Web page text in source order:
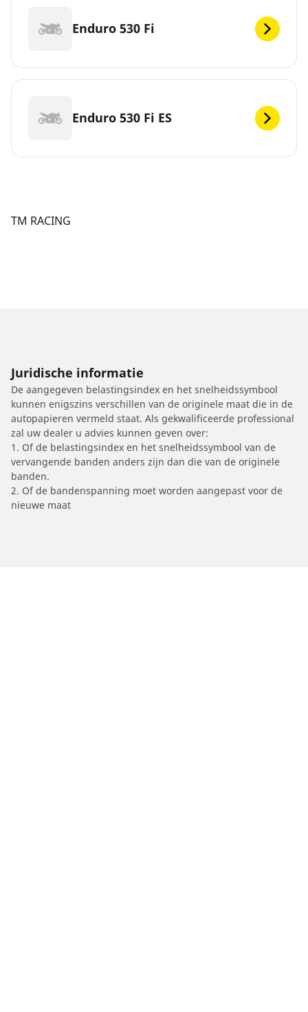
Enduro 530 Fi
Enduro 530 Fi ES
TM RACING
Juridische informatie
De aangegeven belastingsindex en het snelheidssymbool
kunnen enigszins verschillen van de originele maat die in de
autopapieren vermeld staat. Als gekwalificeerde professional
zal uw dealer u advies kunnen geven over:
1. Of de belastingsindex en het snelheidssymbool van de
vervangende banden anders zijn dan die van de originele
banden.
2. Of de bandenspanning moet worden aangepast voor de
nieuwe maat